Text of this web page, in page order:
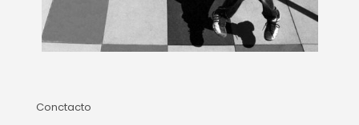
Conctacto